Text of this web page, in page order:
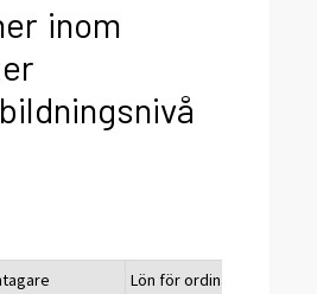
inom
Lön för ordinarie